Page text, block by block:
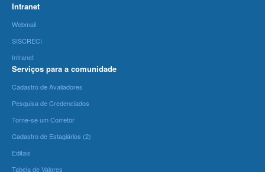
Intranet
Webmail
SISCRECI
Intranet
Serviços para a comunidade
Cadastro de Avaliadores
Pesquisa de Credenciados
Torne-se um Corretor
Cadastro de Estagiários (2)
Editais
Tabela de Valores